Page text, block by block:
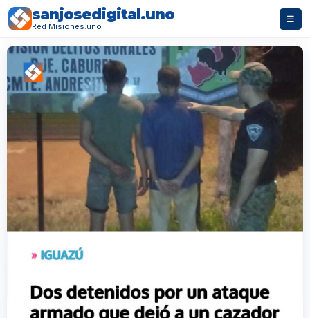
sanjosedigital.uno
Red Misiones.uno
☰